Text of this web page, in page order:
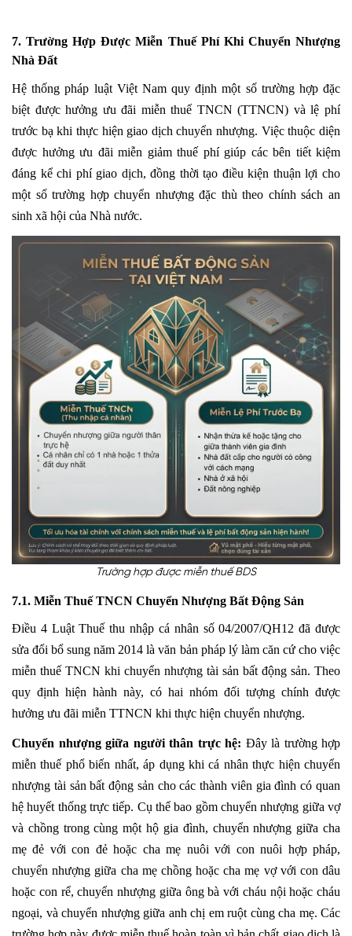
7. Trường Hợp Được Miễn Thuế Phí Khi Chuyển Nhượng
Nhà Đất
Hệ thống pháp luật Việt Nam quy định một số trường hợp đặc
biệt được hưởng ưu đãi miễn thuế TNCN (TTNCN) và lệ phí
trước bạ khi thực hiện giao dịch chuyển nhượng. Việc thuộc diện
được hưởng ưu đãi miễn giảm thuế phí giúp các bên tiết kiệm
đáng kể chi phí giao dịch, đồng thời tạo điều kiện thuận lợi cho
một số trường hợp chuyển nhượng đặc thù theo chính sách an
sinh xã hội của Nhà nước.
Trường hợp được miễn thuế BDS
7.1. Miễn Thuế TNCN Chuyển Nhượng Bất Động Sản
Điều 4 Luật Thuế thu nhập cá nhân số 04/2007/QH12 đã được
sửa đổi bổ sung năm 2014 là văn bản pháp lý làm căn cứ cho việc
miễn thuế TNCN khi chuyển nhượng tài sản bất động sản. Theo
quy định hiện hành này, có hai nhóm đối tượng chính được
hưởng ưu đãi miễn TTNCN khi thực hiện chuyển nhượng.
Chuyển nhượng giữa người thân trực hệ: Đây là trường hợp
miễn thuế phổ biến nhất, áp dụng khi cá nhân thực hiện chuyển
nhượng tài sản bất động sản cho các thành viên gia đình có quan
hệ huyết thống trực tiếp. Cụ thể bao gồm chuyển nhượng giữa vợ
và chồng trong cùng một hộ gia đình, chuyển nhượng giữa cha
mẹ đẻ với con đẻ hoặc cha mẹ nuôi với con nuôi hợp pháp,
chuyển nhượng giữa cha mẹ chồng hoặc cha mẹ vợ với con dâu
hoặc con rể, chuyển nhượng giữa ông bà với cháu nội hoặc cháu
ngoại, và chuyển nhượng giữa anh chị em ruột cùng cha mẹ. Các